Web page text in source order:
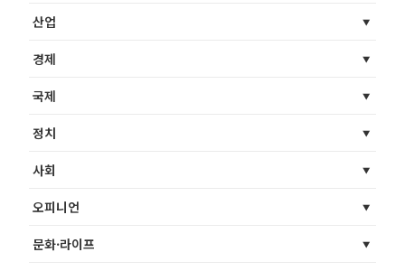
산업
경제
국제
정치
사회
오피니언
문화·라이프